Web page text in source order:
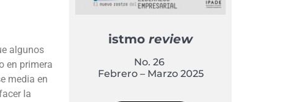
algunos
en primera
media en
la
istmoreview
No. 26
Febrero – Marzo 2025